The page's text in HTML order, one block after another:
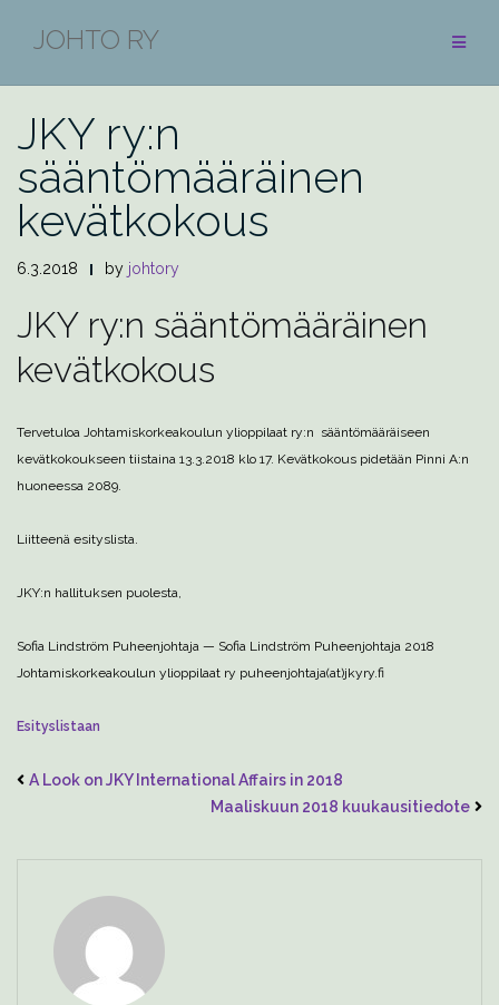
JOHTO RY
YLEINEN
JKY ry:n
sääntömääräinen
kevätkokous
6.3.2018 by johtory
JKY ry:n sääntömääräinen
kevätkokous
Tervetuloa Johtamiskorkeakoulun ylioppilaat ry:n sääntömääräiseen
kevätkokoukseen tiistaina 13.3.2018 klo 17. Kevätkokous pidetään Pinni A:n
huoneessa 2089.
Liitteenä esityslista.
JKY:n hallituksen puolesta,
Sofia Lindström Puheenjohtaja — Sofia Lindström Puheenjohtaja 2018
Johtamiskorkeakoulun ylioppilaat ry puheenjohtaja(at)jkyry.fi
Esityslistaan
A Look on JKY International Affairs in 2018
Maaliskuun 2018 kuukausitiedote